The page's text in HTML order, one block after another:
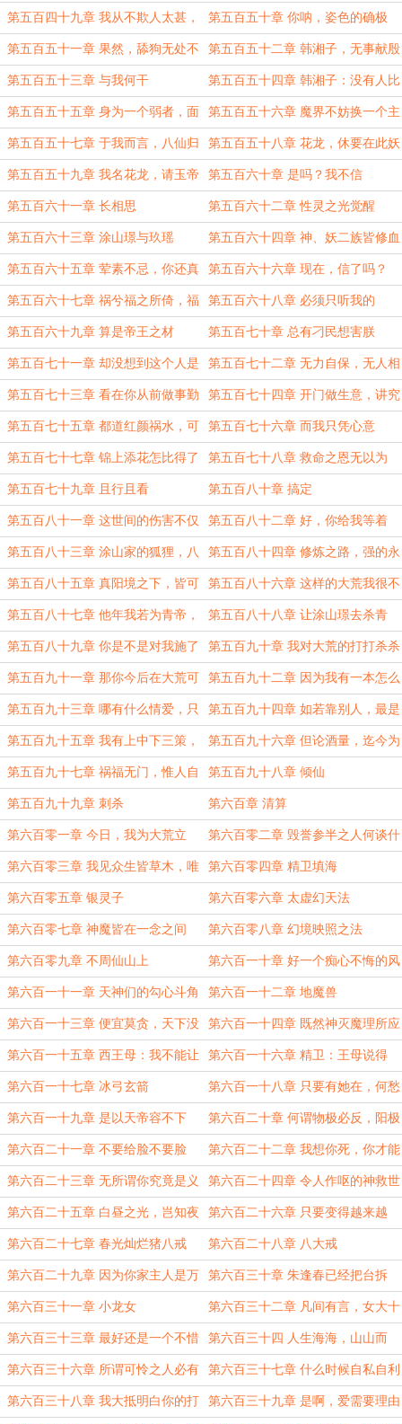
灵生杀予夺的神佛，践踏在泥地里
第五百四十九章 我从不欺人太甚，
只喜欢欺神太甚
第五百五十章 你呐，姿色的确极
佳，可惜不长脑子
第五百五十一章 果然，舔狗无处不
在
第五百五十二章 韩湘子，无事献殷
勤，非奸即盗，你要慎重啊
第五百五十三章 与我何干 第五百五十四章 韩湘子：没有人比
我更会骗自己
第五百五十五章 身为一个弱者，面
对强者的摆布，没有说不的权利
第五百五十六章 魔界不妨换一个主
人
第五百五十七章 于我而言，八仙归
位，没有你修为进步来得重要，你懂
吗
第五百五十八章 花龙，休要在此妖
言惑众
第五百五十九章 我名花龙，请玉帝
赴死，如来入灭
第五百六十章 是吗？我不信
第五百六十一章 长相思 第五百六十二章 性灵之光觉醒
第五百六十三章 涂山璟与玖瑶 第五百六十四章 神、妖二族皆修血
脉神力
第五百六十五章 荤素不忌，你还真
把自己当男的了
第五百六十六章 现在，信了吗？
第五百六十七章 祸兮福之所倚，福
兮祸之所伏
第五百六十八章 必须只听我的
第五百六十九章 算是帝王之材 第五百七十章 总有刁民想害朕
第五百七十一章 却没想到这个人是
来告诉她地狱有几层的
第五百七十二章 无力自保，无人相
依，无处可去
第五百七十三章 看在你从前做事勤
勉的份上，这个忙，六哥帮了
第五百七十四章 开门做生意，讲究
的就是钱货两讫
第五百七十五章 都道红颜祸水，可
男人祸水起来，也不遑多让
第五百七十六章 而我只凭心意
第五百七十七章 锦上添花怎比得了
雪中送炭
第五百七十八章 救命之恩无以为
报，只能以身相许
第五百七十九章 且行且看 第五百八十章 搞定
第五百八十一章 这世间的伤害不仅
仅是以恶之名，很多伤害都是以爱之
名
第五百八十二章 好，你给我等着
第五百八十三章 涂山家的狐狸，八
百个心眼子是代代相传
第五百八十四章 修炼之路，强的永
远是人，而不是所谓的功法秘术
第五百八十五章 真阳境之下，皆可
斩之
第五百八十六章 这样的大荒我很不
喜欢
第五百八十七章 他年我若为青帝，
报与桃花一处开
第五百八十八章 让涂山璟去杀青
帝，自己杀自己？倒是很有想法
第五百八十九章 你是不是对我施了
什么幻术啊？
第五百九十章 我对大荒的打打杀杀
不感兴趣
第五百九十一章 那你今后在大荒可
是要多出一场笑谈了
第五百九十二章 因为我有一本怎么
都翻不完，并能给我带来惊喜的书
第五百九十三章 哪有什么情爱，只
不过是权衡利弊罢了
第五百九十四章 如若靠别人，最是
缥缈虚幻，如镜花水月一般虚幻和短
暂
第五百九十五章 我有上中下三策，
定能让我们结成相伴一生的夫妻
第五百九十六章 但论酒量，迄今为
止，我还未逢对手
第五百九十七章 祸福无门，惟人自
召，善恶之报，如影随形
第五百九十八章 倾仙
第五百九十九章 刺杀 第六百章 清算
第六百零一章 今日，我为大荒立
道，开古今未有之世
第六百零二章 毁誉参半之人何谈什
么宏图
第六百零三章 我见众生皆草木，唯
有见你是青山
第六百零四章 精卫填海
第六百零五章 银灵子 第六百零六章 太虚幻天法
第六百零七章 神魔皆在一念之间 第六百零八章 幻境映照之法
第六百零九章 不周仙山上 第六百一十章 好一个痴心不悔的风
神
第六百一十一章 天神们的勾心斗角
开始了，请诸位尽情发挥
第六百一十二章 地魔兽
第六百一十三章 便宜莫贪，天下没
有免费的午餐
第六百一十四章 既然神灭魔理所应
当，那么魔杀神，也应是天理循环
第六百一十五章 西王母：我不能让
这解救炎帝的唯一希望就此破灭
第六百一十六章 精卫：王母说得
对，我不能相信他们的话
第六百一十七章 冰弓玄箭 第六百一十八章 只要有她在，何愁
炎帝不死
第六百一十九章 是以天帝容不下
我，也得容，容得下我，更得容
第六百二十章 何谓物极必反，阳极
生阴之理
第六百二十一章 不要给脸不要脸 第六百二十二章 我想你死，你才能
死，我让你生，你就必须生
第六百二十三章 无所谓你究竟是义
和，还是炎帝
第六百二十四章 令人作呕的神救世
人论
第六百二十五章 白昼之光，岂知夜
色之深
第六百二十六章 只要变得越来越
强，这个世界都会开始对他温柔
第六百二十七章 春光灿烂猪八戒 第六百二十八章 八大戒
第六百二十九章 因为你家主人是万
古难遇的修仙奇才
第六百三十章 朱逢春已经把台拆
了，这该怎么办
第六百三十一章 小龙女 第六百三十二章 凡间有言，女大十
八变，男的当然也不逞多让
第六百三十三章 最好还是一个不惜
魂飞魄散，也要射灭太阳的英雄
第六百三十四 人生海海，山山而
川，不过尔尔，唯道是真
第六百三十六章 所谓可怜之人必有
可恨之处，可恨之人必有可悲之苦
第六百三十七章 什么时候自私自利
也能说的如此冠冕堂
第六百三十八章 我大抵明白你的打 第六百三十九章 是啊，爱需要理由